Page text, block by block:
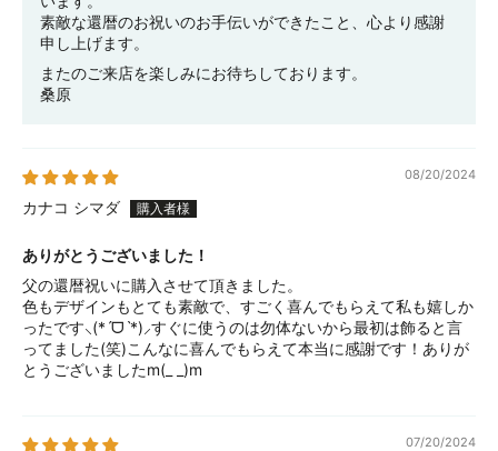
素敵な還暦のお祝いのお手伝いができたこと、心より感謝
申し上げます。
またのご来店を楽しみにお待ちしております。
桑原
08/20/2024
カナコ シマダ
ありがとうございました！
父の還暦祝いに購入させて頂きました。
色もデザインもとても素敵で、すごく喜んでもらえて私も嬉しか
ったです⸜(*ˊᗜˋ*)⸝すぐに使うのは勿体ないから最初は飾ると言
ってました(笑)こんなに喜んでもらえて本当に感謝です！ありが
とうございましたm(_ _)m
07/20/2024